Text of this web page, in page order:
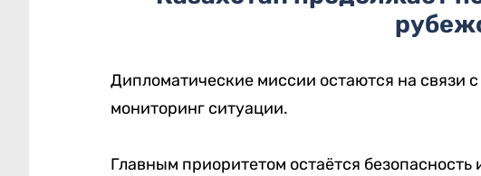
Дипломатические миссии остаются на связи
мониторинг ситуации.
Главным приоритетом остаётся